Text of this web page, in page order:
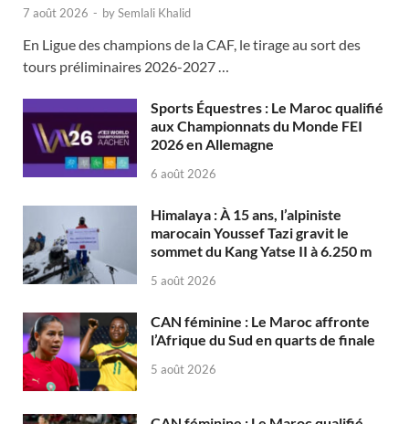
7 août 2026 - bySemlali Khalid
En Ligue des champions de la CAF, le tirage au sort des
tours préliminaires 2026-2027 …
Sports Équestres : Le Maroc qualifié
aux Championnats du Monde FEI
2026 en Allemagne
6 août 2026
Himalaya : À 15 ans, l’alpiniste
marocain Youssef Tazi gravit le
sommet du Kang Yatse II à 6.250 m
5 août 2026
CAN féminine : Le Maroc affronte
l’Afrique du Sud en quarts de finale
5 août 2026